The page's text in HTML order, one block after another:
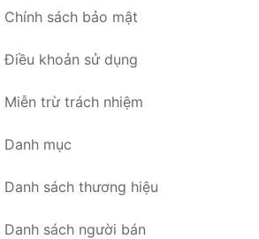
Chính sách bảo mật
Điều khoản sử dụng
Miễn trừ trách nhiệm
Danh mục
Danh sách thương hiệu
Danh sách người bán